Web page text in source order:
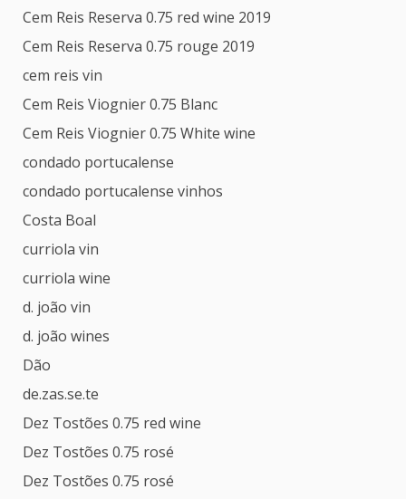
Cem Reis Reserva 0.75 red wine 2019
Cem Reis Reserva 0.75 rouge 2019
cem reis vin
Cem Reis Viognier 0.75 Blanc
Cem Reis Viognier 0.75 White wine
condado portucalense
condado portucalense vinhos
Costa Boal
curriola vin
curriola wine
d. joão vin
d. joão wines
Dão
de.zas.se.te
Dez Tostões 0.75 red wine
Dez Tostões 0.75 rosé
Dez Tostões 0.75 rosé